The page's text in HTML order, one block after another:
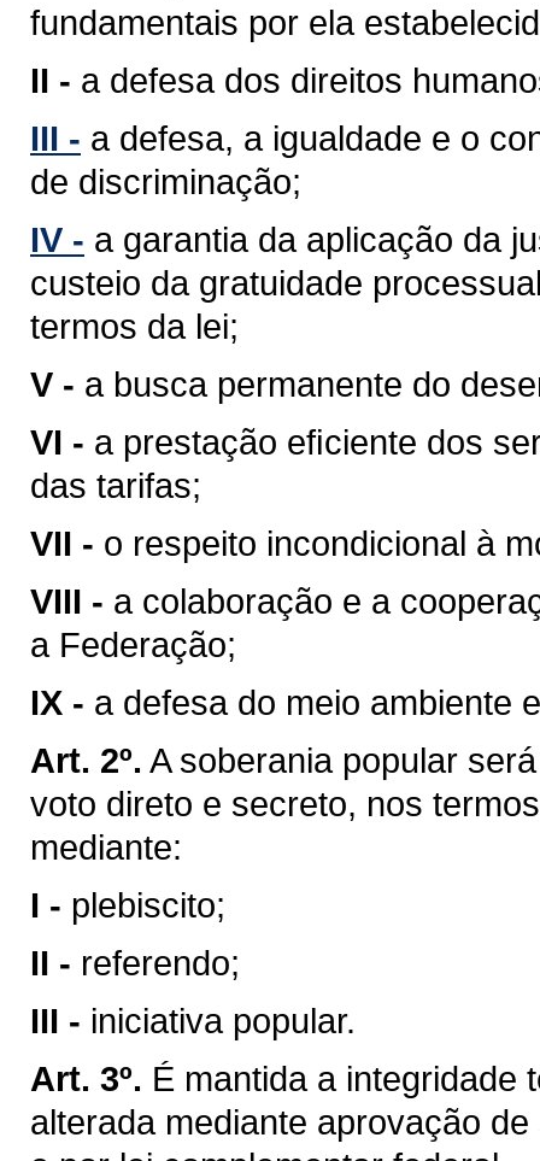
fundamentais por ela
II - a defesa dos direitos
III - a defesa, a igualdade e o
de discriminação;
IV - a garantia da aplicação da
custeio da gratuidade
termos da lei;
V - a busca permanente do
VI - a prestação eﬁciente dos
das tarifas;
VII - o respeito incondicional à
VIII - a colaboração e a
a Federação;
IX - a defesa do meio ambiente
Art. 2º. A soberania popular
voto direto e secreto, nos
mediante:
I - plebiscito;
II - referendo;
III - iniciativa popular.
Art. 3º. É mantida a integridade
alterada mediante aprovação